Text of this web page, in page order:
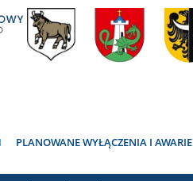
PLANOWANE WYŁĄCZENIA I AWARIE